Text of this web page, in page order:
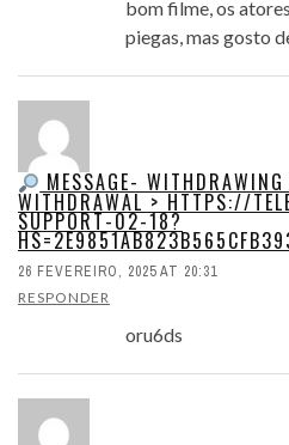
bom filme, os
piegas, mas gosto
MESSAGE-
WITHDRAWAL > HTTPS://
SUPPORT-02-18?
26 FEVEREIRO, 2025 AT 20:31
RESPONDER
oru6ds